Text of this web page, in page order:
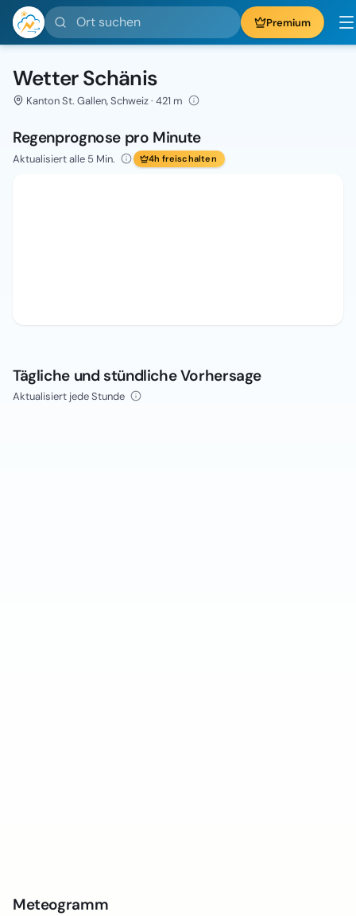
Ort suchen Premium
Wetter Schänis
Kanton St. Gallen, Schweiz · 421 m
Regenprognose pro Minute
Aktualisiert alle 5 Min. 4h freischalten
Tägliche und stündliche Vorhersage
Aktualisiert jede Stunde
Meteogramm